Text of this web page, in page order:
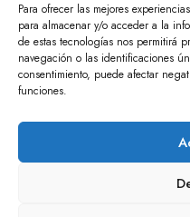
Para ofrecer las mejores
para almacenar y/o acceder a la
de estas tecnologías nos permitirá
navegación o las identificaciones
consentimiento, puede afectar
funciones.